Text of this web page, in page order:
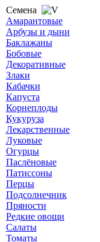
Семена
Амарантовые
Арбузы и дыни
Баклажаны
Бобовые
Декоративные
Злаки
Кабачки
Капуста
Корнеплоды
Кукуруза
Лекарственные
Луковые
Огурцы
Паслёновые
Патиссоны
Перцы
Подсолнечник
Пряности
Редкие овощи
Салаты
Томаты